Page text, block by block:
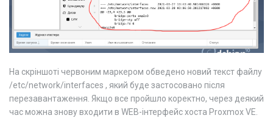
На скріншоті червоним маркером обведено новий текст файлу
/etc/network/interfaces , який буде застосовано після
перезавантаження. Якщо все пройшло коректно, через деякий
час можна знову входити в WEB-інтерфейс хоста Proxmox VE.